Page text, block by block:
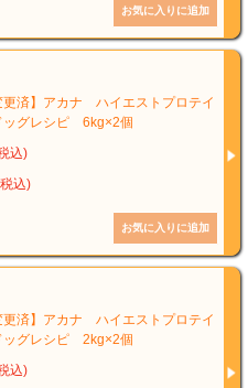
更済】アカナ ハイエストプロテイ
グレシピ 6kg×2個
込)
込)
更済】アカナ ハイエストプロテイ
グレシピ 2kg×2個
込)